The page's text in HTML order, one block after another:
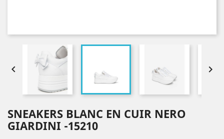
 
SNEAKERS BLANC EN CUIR NERO
GIARDINI -15210